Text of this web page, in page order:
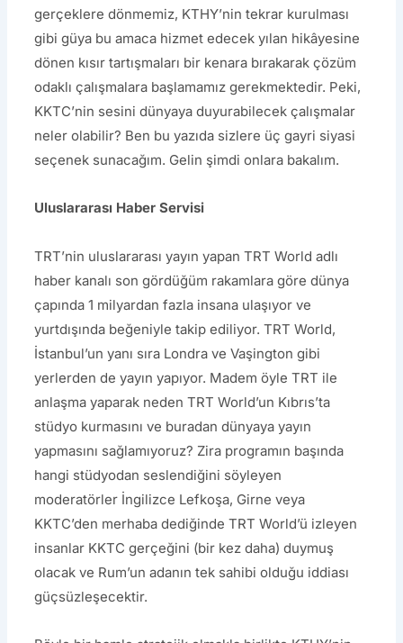
gerçeklere dönmemiz, KTHY’nin tekrar kurulması
gibi güya bu amaca hizmet edecek yılan hikâyesine
dönen kısır tartışmaları bir kenara bırakarak çözüm
odaklı çalışmalara başlamamız gerekmektedir. Peki,
KKTC’nin sesini dünyaya duyurabilecek çalışmalar
neler olabilir? Ben bu yazıda sizlere üç gayri siyasi
seçenek sunacağım. Gelin şimdi onlara bakalım.
Uluslararası Haber Servisi
TRT’nin uluslararası yayın yapan TRT World adlı
haber kanalı son gördüğüm rakamlara göre dünya
çapında 1 milyardan fazla insana ulaşıyor ve
yurtdışında beğeniyle takip ediliyor. TRT World,
İstanbul’un yanı sıra Londra ve Vaşington gibi
yerlerden de yayın yapıyor. Madem öyle TRT ile
anlaşma yaparak neden TRT World’un Kıbrıs’ta
stüdyo kurmasını ve buradan dünyaya yayın
yapmasını sağlamıyoruz? Zira programın başında
hangi stüdyodan seslendiğini söyleyen
moderatörler İngilizce Lefkoşa, Girne veya
KKTC’den merhaba dediğinde TRT World’ü izleyen
insanlar KKTC gerçeğini (bir kez daha) duymuş
olacak ve Rum’un adanın tek sahibi olduğu iddiası
güçsüzleşecektir.